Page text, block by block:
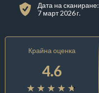
Дата на сканиране:
7 март 2026 г.
Крайна оценка
4.6